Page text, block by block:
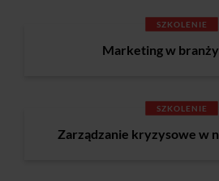
SZKOLENIE
Marketing w
SZKOLENIE
Zarządzanie kryzysowe w